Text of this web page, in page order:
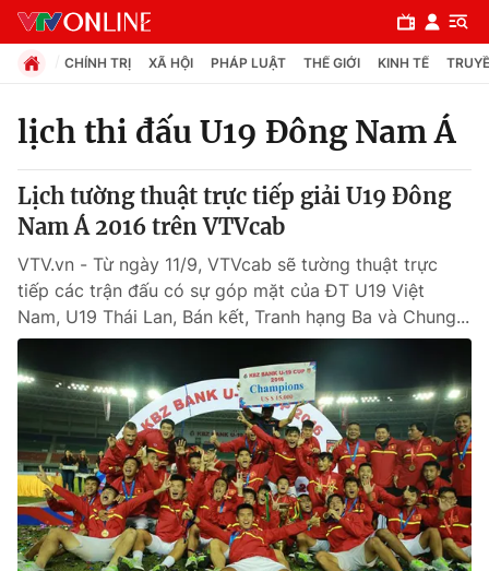
Chuyên mục
Chính trị
Xã hội
Pháp luật
Y tế
Thế giới
Tin tức
Thế giới đó đây
Kinh tế
CHÍNH TRỊ XÃ HỘI PHÁP LUẬT THẾ GIỚI KINH TẾ
lịch thi đấu U19 Đông Nam Á
Lịch tường thuật trực tiếp giải U19 Đông
Nam Á 2016 trên VTVcab
VTV.vn - Từ ngày 11/9, VTVcab sẽ tường thuật trực
tiếp các trận đấu có sự góp mặt của ĐT U19 Việt
Nam, U19 Thái Lan, Bán kết, Tranh hạng Ba và Chung...